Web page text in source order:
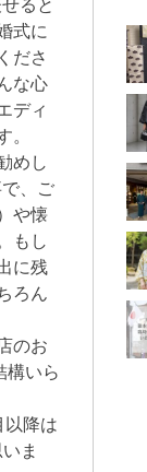
ると
式に
ださ
な心
ディ
めし
、ご
や懐
もし
に残
ろん
のお
構いら
以降は
ま